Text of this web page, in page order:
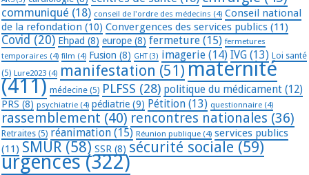
communiqué (18) conseil de l'ordre des médecins (4) Conseil national
de la refondation (10) Convergences des services publics (11)
Covid (20) Ehpad (8) europe (8) fermeture (15) fermetures
temporaires (4) film (4) Fusion (8) GHT(3) imagerie (14) IVG (13) Loi santé
(5) Lure2023 (4) manifestation (51) maternité
(411) médecine (5) PLFSS (28) politique du médicament (12)
PRS (8) psychiatrie (4) pédiatrie (9) Pétition (13) questionnaire (4)
rassemblement (40) rencontres nationales (36)
Retraites (5) réanimation (15) Réunion publique (4) services publics
(11) SMUR (58) SSR (8) sécurité sociale (59)
urgences(322)